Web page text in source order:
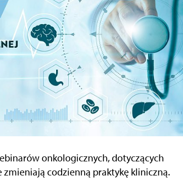
onkologicznych, dotyczących
codzienną praktykę kliniczną.